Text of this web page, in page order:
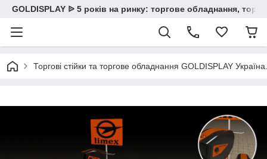
GOLDISPLAY ᐉ 5 років на ринку: торгове обладнання,
Торгові стійки та торгове обладнання GOLDISPLAY